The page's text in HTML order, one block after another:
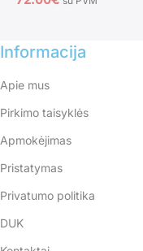
Informacija
Apie mus
Pirkimo taisyklės
Apmokėjimas
Pristatymas
Privatumo politika
DUK